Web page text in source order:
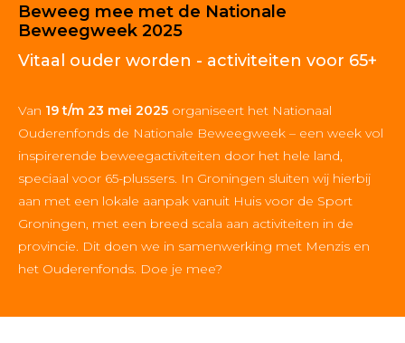
Beweeg mee met de Nationale
Beweegweek 2025
Vitaal ouder worden - activiteiten voor 65+
Van 19 t/m 23 mei 2025 organiseert het Nationaal
Ouderenfonds de Nationale Beweegweek – een week vol
inspirerende beweegactiviteiten door het hele land,
speciaal voor 65-plussers. In Groningen sluiten wij hierbij
aan met een lokale aanpak vanuit Huis voor de Sport
Groningen, met een breed scala aan activiteiten in de
provincie. Dit doen we in samenwerking met Menzis en
het Ouderenfonds. Doe je mee?